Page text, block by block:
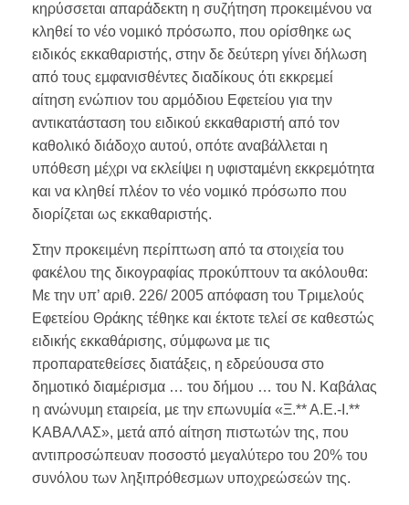
κηρύσσεται απαράδεκτη η συζήτηση προκειµένου να
κληθεί το νέο νοµικό πρόσωπο, που ορίσθηκε ως
ειδικός εκκαθαριστής, στην δε δεύτερη γίνει δήλωση
από τους εµφανισθέντες διαδίκους ότι εκκρεµεί
αίτηση ενώπιον του αρµόδιου Εφετείου για την
αντικατάσταση του ειδικού εκκαθαριστή από τον
καθολικό διάδοχο αυτού, οπότε αναβάλλεται η
υπόθεση µέχρι να εκλείψει η υφισταµένη εκκρεµότητα
και να κληθεί πλέον το νέο νοµικό πρόσωπο που
διορίζεται ως εκκαθαριστής.
Στην προκειµένη περίπτωση από τα στοιχεία του
φακέλου της δικογραφίας προκύπτουν τα ακόλουθα:
Με την υπ’ αριθ. 226/ 2005 απόφαση του Τριµελούς
Εφετείου Θράκης τέθηκε και έκτοτε τελεί σε καθεστώς
ειδικής εκκαθάρισης, σύµφωνα µε τις
προπαρατεθείσες διατάξεις, η εδρεύουσα στο
δηµοτικό διαµέρισµα … του δήµου … του Ν. Καβάλας
η ανώνυµη εταιρεία, µε την επωνυµία «Ξ.** Α.Ε.-Ι.**
ΚΑΒΑΛΑΣ», µετά από αίτηση πιστωτών της, που
αντιπροσώπευαν ποσοστό µεγαλύτερο του 20% του
συνόλου των ληξιπρόθεσµων υποχρεώσεών της.